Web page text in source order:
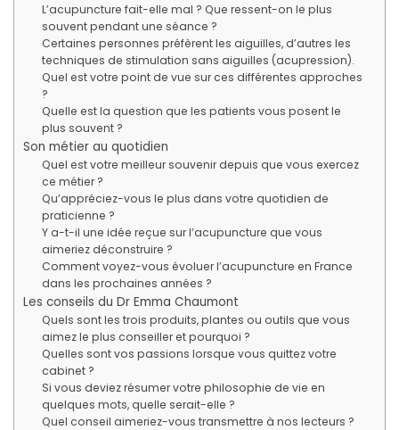
L’acupuncture fait-elle mal ? Que ressent-on le plus
souvent pendant une séance ?
Certaines personnes préfèrent les aiguilles, d’autres les
techniques de stimulation sans aiguilles (acupression).
Quel est votre point de vue sur ces différentes approches
?
Quelle est la question que les patients vous posent le
plus souvent ?
Son métier au quotidien
Quel est votre meilleur souvenir depuis que vous exercez
ce métier ?
Qu’appréciez-vous le plus dans votre quotidien de
praticienne ?
Y a-t-il une idée reçue sur l’acupuncture que vous
aimeriez déconstruire ?
Comment voyez-vous évoluer l’acupuncture en France
dans les prochaines années ?
Les conseils du Dr Emma Chaumont
Quels sont les trois produits, plantes ou outils que vous
aimez le plus conseiller et pourquoi ?
Quelles sont vos passions lorsque vous quittez votre
cabinet ?
Si vous deviez résumer votre philosophie de vie en
quelques mots, quelle serait-elle ?
Quel conseil aimeriez-vous transmettre à nos lecteurs ?